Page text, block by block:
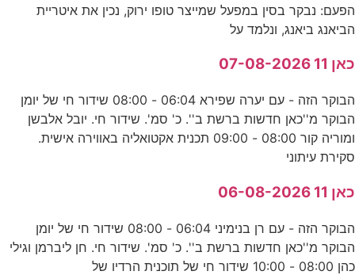
הפעם: נבקר בסין במפעל שמייצר טופו ירוק, נכין את איטריית
הביאנג ביאנג, ונלמד על
כאן 11 07-08-2026
הבוקר הזה - עם יערה שפירא 06:04 - 08:00 שידור חי של יומן
הבוקר מ''כאן חדשות ברשת ב''. כ' סמ'. שידור חי. יובל אלבשן
ומוריה קור 08:00 - 09:00 תכנית אקטואליה באווירה אישית.
סקירת עיתוני
כאן 11 06-08-2026
הבוקר הזה - עם רן בנימיני 06:04 - 08:00 שידור חי של יומן
הבוקר מ''כאן חדשות ברשת ב''. כ' סמ'. שידור חי. חן ליברמן וגילי
כהן 08:00 - 10:00 שידור חי של תוכנית הרדיו של